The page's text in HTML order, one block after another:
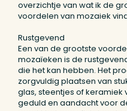
overzichtje van wat ik de
voordelen van mozaiek
Rustgevend
Een van de grootste
mozaïeken is de
die het kan hebben. Het
zorgvuldig plaatsen van
glas, steentjes of keramiek
geduld en aandacht voor